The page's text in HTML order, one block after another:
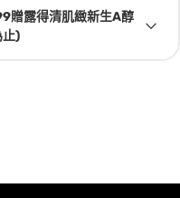
贈露得清肌緻新生A醇
止)